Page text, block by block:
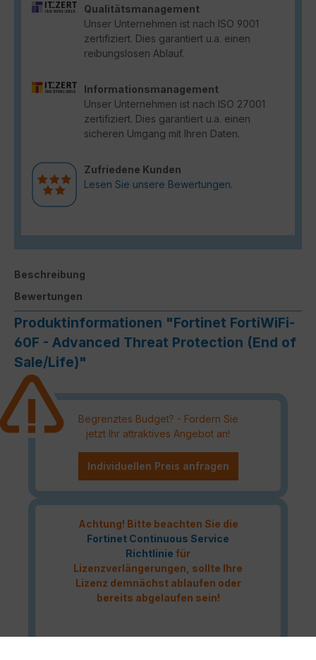
Qualitätsmanagement
Unser Unternehmen ist nach ISO 9001
zertifiziert. Dies garantiert u.a. einen
reibungslosen Ablauf.
Informationsmanagement
Unser Unternehmen ist nach ISO 27001
zertifiziert. Dies garantiert u.a. einen
sicheren Umgang mit Ihren Daten.
Zufriedene Kunden
Lesen Sie unsere Bewertungen.
Beschreibung
Bewertungen
Produktinformationen "Fortinet FortiWiFi-
60F - Advanced Threat Protection (End of
Sale/Life)"
Begrenztes Budget? - Fordern Sie
jetzt Ihr attraktives Angebot an!
Individuellen Preis anfragen
Achtung! Bitte beachten Sie die
Fortinet Continuous Service
Richtlinie für
Lizenzverlängerungen, sollte Ihre
Lizenz demnächst ablaufen oder
bereits abgelaufen sein!